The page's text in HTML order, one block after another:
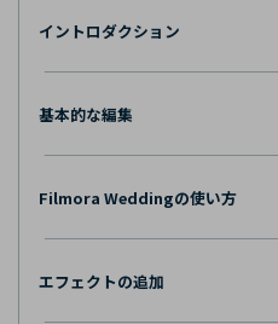
イントロダクション
基本的な編集
Filmora Weddingの使い方
エフェクトの追加